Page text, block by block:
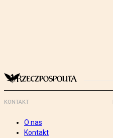
KONTAKT
O nas
Kontakt